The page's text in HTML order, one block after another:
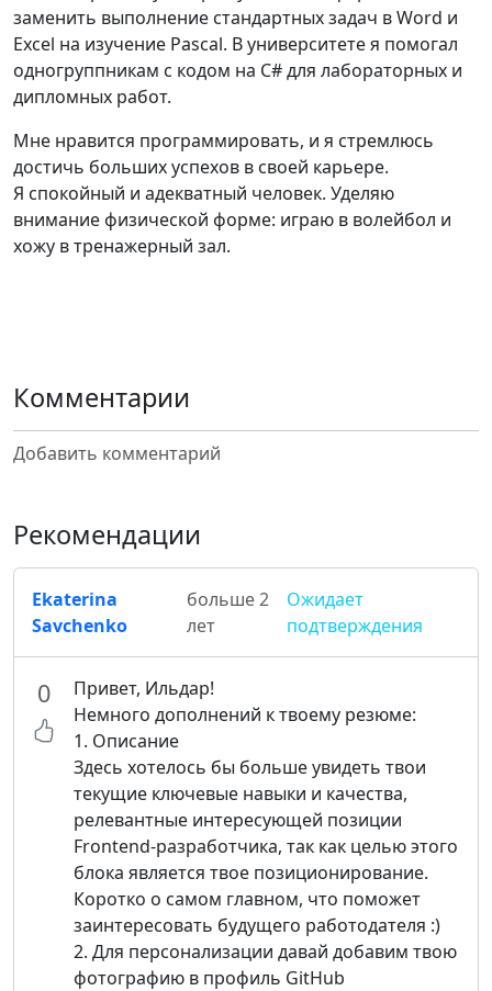
заменить выполнение стандартных задач в Word и
Excel на изучение Pascal. В университете я помогал
одногруппникам с кодом на С# для лабораторных и
дипломных работ.
Мне нравится программировать, и я стремлюсь
достичь больших успехов в своей карьере.
Я спокойный и адекватный человек. Уделяю
внимание физической форме: играю в волейбол и
хожу в тренажерный зал.
Комментарии
Добавить комментарий
Рекомендации
Ekaterina
Savchenko
больше 2
лет
Ожидает
подтверждения
0
Привет, Ильдар!
Немного дополнений к твоему резюме:
1. Описание
Здесь хотелось бы больше увидеть твои
текущие ключевые навыки и качества,
релевантные интересующей позиции
Frontend-разработчика, так как целью этого
блока является твое позиционирование.
Коротко о самом главном, что поможет
заинтересовать будущего работодателя :)
2. Для персонализации давай добавим твою
фотографию в профиль GitHub